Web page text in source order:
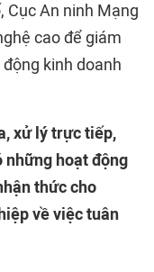
Cục An ninh Mạng
cao để giám
kinh doanh
xử lý trực tiếp,
những hoạt động
thức cho
về việc tuân